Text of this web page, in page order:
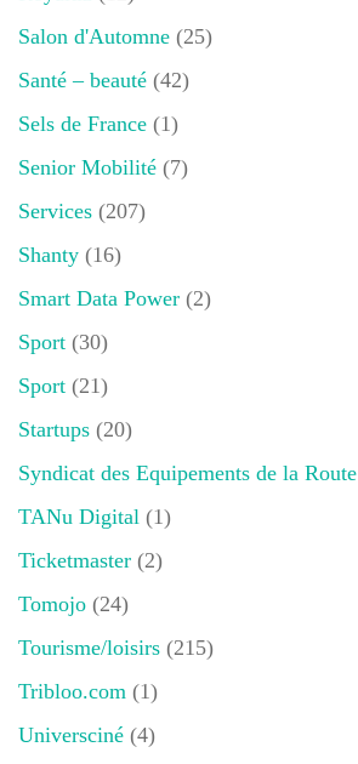
Salon d'Automne (25)
Santé – beauté (42)
Sels de France (1)
Senior Mobilité (7)
Services (207)
Shanty (16)
Smart Data Power (2)
Sport (30)
Sport (21)
Startups (20)
Syndicat des Equipements de la Route
TANu Digital (1)
Ticketmaster (2)
Tomojo (24)
Tourisme/loisirs (215)
Tribloo.com (1)
Universciné (4)